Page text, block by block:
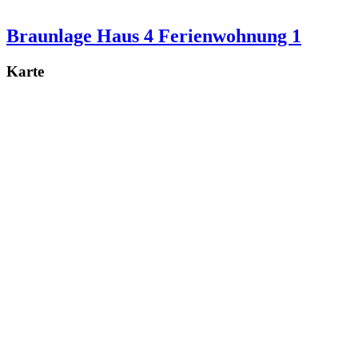
Braunlage Haus 4 Ferienwohnung 1
Karte